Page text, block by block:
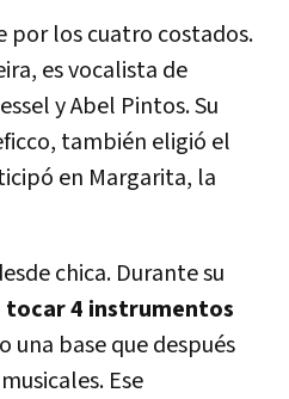
por los cuatro costados.
es vocalista de
y Abel Pintos. Su
también eligió el
en Margarita, la
chica. Durante su
tocar 4 instrumentos
una base que después
Ese